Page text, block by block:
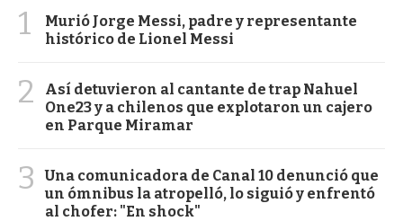
1
Murió Jorge Messi, padre y representante
histórico de Lionel Messi
2
Así detuvieron al cantante de trap Nahuel
One23 y a chilenos que explotaron un cajero
en Parque Miramar
3
Una comunicadora de Canal 10 denunció que
un ómnibus la atropelló, lo siguió y enfrentó
al chofer: "En shock"